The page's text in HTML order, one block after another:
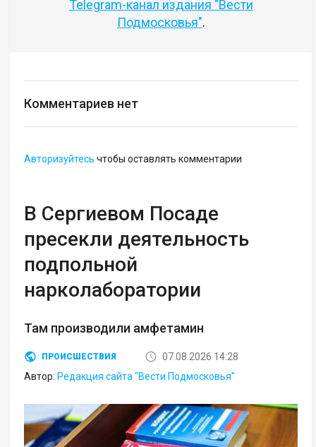
Telegram-канал издания "Вести
Подмосковья".
Комментариев нет
Авторизуйтесь чтобы оставлять комментарии
В Сергиевом Посаде
пресекли деятельность
подпольной
нарколаборатории
Там производили амфетамин
ПРОИСШЕСТВИЯ
07.08.2026 14:28
Автор: Редакция сайта "Вести Подмосковья"